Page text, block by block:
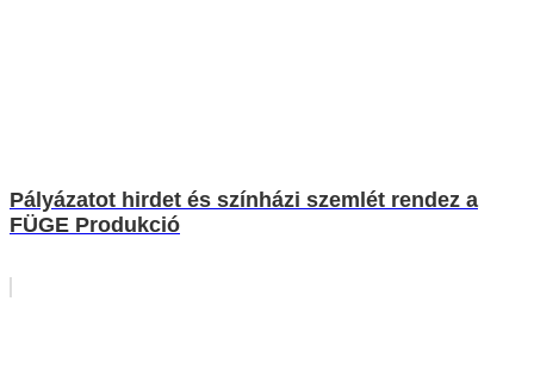
Pályázatot hirdet és színházi szemlét rendez a
FÜGE Produkció